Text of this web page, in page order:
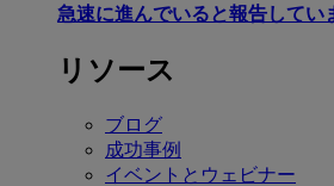
急速に進んでいると報告してい
リソース
ブログ
成功事例
イベントとウェビナー